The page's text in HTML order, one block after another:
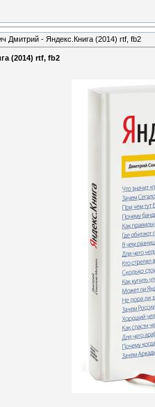
Дмитрий - Яндекс.Книга (2014) rtf, fb2
(2014) rtf, fb2